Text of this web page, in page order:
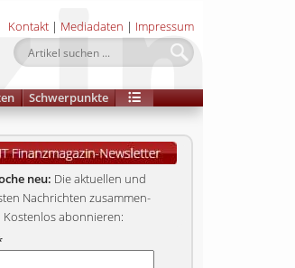
Kontakt | Mediadaten | Impressum
Schwerpunkte
neu: Die aktuellen und
Nachrichten zusammen­
Kostenlos abonnieren: